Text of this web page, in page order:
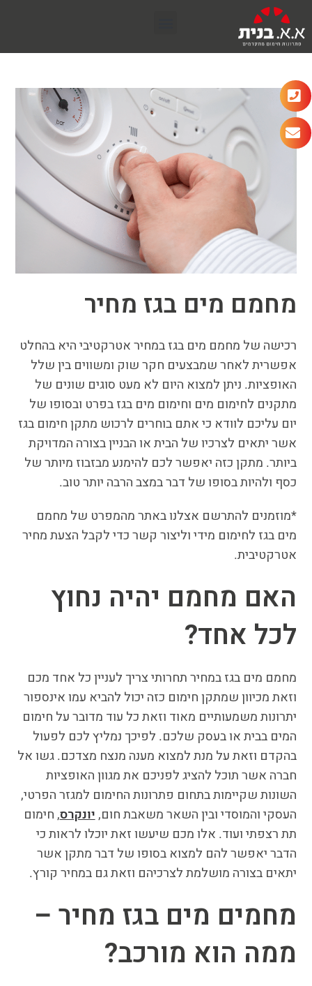
מחמם מים בגז מחיר
רכישה של מחמם מים בגז במחיר אטרקטיבי היא בהחלט
אפשרית לאחר שמבצעים חקר שוק ומשווים בין שלל
האופציות. ניתן למצוא היום לא מעט סוגים שונים של
מתקנים לחימום מים וחימום מים בגז בפרט ובסופו של
יום עליכם לוודא כי אתם בוחרים לרכוש מתקן חימום בגז
אשר יתאים לצרכיו של הבית או הבניין בצורה המדויקת
ביותר. מתקן כזה יאפשר לכם להימנע מבזבוז מיותר של
כסף ולהיות בסופו של דבר במצב הרבה יותר טוב.
*מוזמנים להתרשם אצלנו באתר מהמפרט של מחמם
מים בגז לחימום מידי וליצור קשר כדי לקבל הצעת מחיר
אטרקטיבית.
האם מחמם יהיה נחוץ
לכל אחד?
מחמם מים בגז במחיר תחרותי צריך לעניין כל אחד מכם
וזאת מכיוון שמתקן חימום כזה יכול להביא עמו אינספור
יתרונות משמעותיים מאוד וזאת כל עוד מדובר על חימום
המים בבית או בעסק שלכם. לפיכך נמליץ לכם לפעול
בהקדם וזאת על מנת למצוא מענה מנצח מצדכם. גשו אל
חברה אשר תוכל להציג לפניכם את מגוון האופציות
השונות שקיימות בתחום פתרונות החימום למגזר הפרטי,
העסקי והמוסדי ובין השאר משאבת חום,יונקרס, חימום
תת רצפתי ועוד. אלו מכם שיעשו זאת יוכלו לראות כי
הדבר יאפשר להם למצוא בסופו של דבר מתקן אשר
יתאים בצורה מושלמת לצרכיהם וזאת גם במחיר קורץ.
מחמים מים בגז מחיר –
ממה הוא מורכב?